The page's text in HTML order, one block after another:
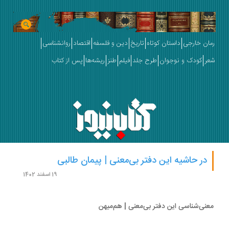
خارجی داستان کوتاه تاریخ دین و فلسفه اقتصاد روانشناسی
کودک و نوجوان طرح جلد فیلم طنز ریشه‌ها پس از کتاب
در حاشیه این دفتر بی‌معنی | پیمان طالبی
این دفتر بی‏‌معنی | هم‌میهن